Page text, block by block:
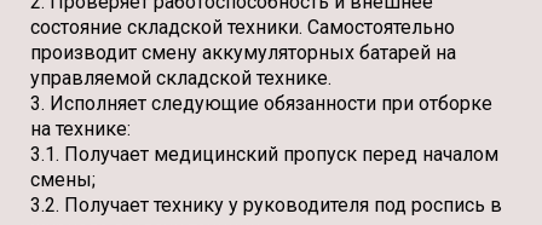
состояние складской техники. Самостоятельно
производит смену аккумуляторных батарей на
управляемой складской технике.
3. Исполняет следующие обязанности при отборке
на технике:
3.1. Получает медицинский пропуск перед началом
смены;
3.2. Получает технику у руководителя под роспись в